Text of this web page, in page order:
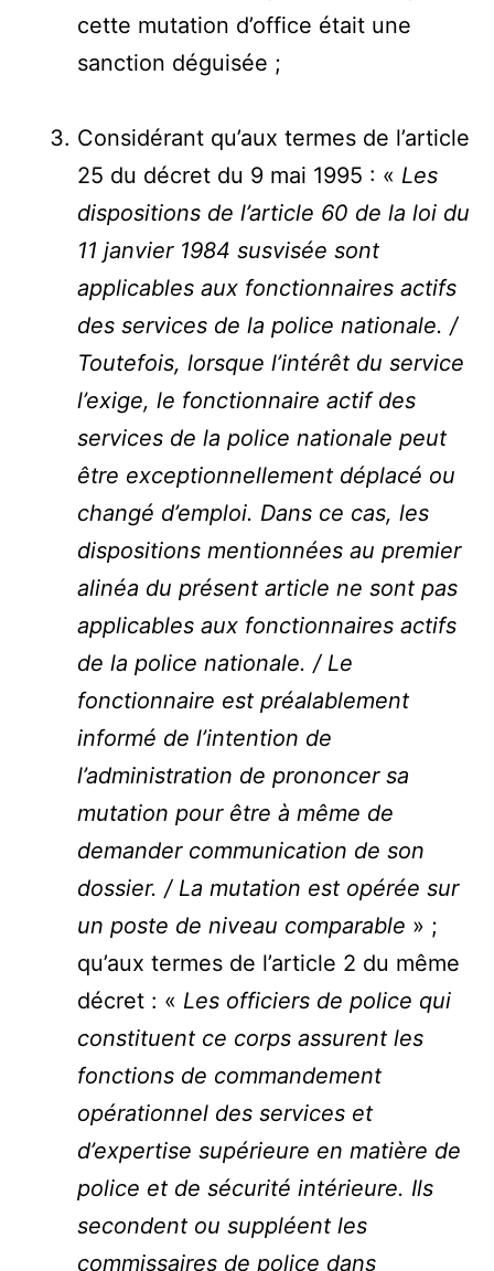
cette mutation d’office était une
sanction déguisée ;
Considérant qu’aux termes de l’article
25 du décret du 9 mai 1995 : « Les
dispositions de l’article 60 de la loi du
11 janvier 1984 susvisée sont
applicables aux fonctionnaires actifs
des services de la police nationale. /
Toutefois, lorsque l’intérêt du service
l’exige, le fonctionnaire actif des
services de la police nationale peut
être exceptionnellement déplacé ou
changé d’emploi. Dans ce cas, les
dispositions mentionnées au premier
alinéa du présent article ne sont pas
applicables aux fonctionnaires actifs
de la police nationale. / Le
fonctionnaire est préalablement
informé de l’intention de
l’administration de prononcer sa
mutation pour être à même de
demander communication de son
dossier. / La mutation est opérée sur
un poste de niveau comparable » ;
qu’aux termes de l’article 2 du même
décret : « Les officiers de police qui
constituent ce corps assurent les
fonctions de commandement
opérationnel des services et
d’expertise supérieure en matière de
police et de sécurité intérieure. Ils
secondent ou suppléent les
commissaires de police dans